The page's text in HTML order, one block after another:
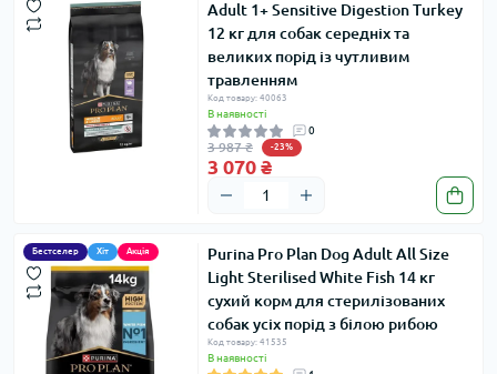
Adult 1+ Sensitive Digestion Turkey
12 кг для собак середніх та
великих порід із чутливим
травленням
Код товару: 40063
В наявності
0
3 987 ₴ -23%
3 070 ₴
Бестселер Хіт Акція
Purina Pro Plan Dog Adult All Size
Light Sterilised White Fish 14 кг
сухий корм для стерилізованих
собак усіх порід з білою рибою
Код товару: 41535
В наявності